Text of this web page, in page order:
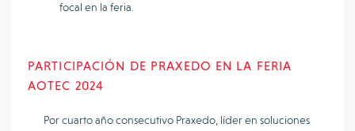
focal en la feria.
PARTICIPACIÓN DE PRAXEDO EN LA FERIA
AOTEC 2024
Por cuarto año consecutivo Praxedo, líder en soluciones